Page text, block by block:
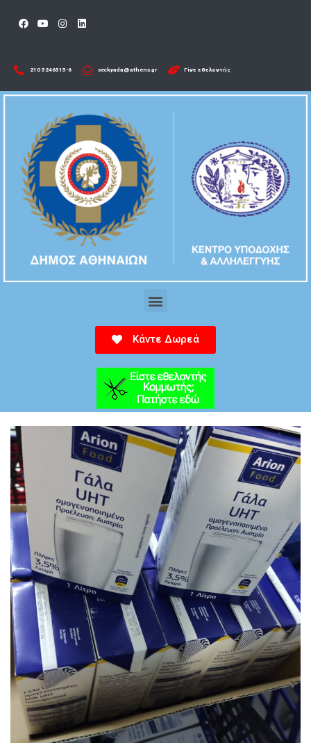
210 5246515-6​ seckyada@athens.gr Γίνε εθελοντής
Κάντε Δωρεά